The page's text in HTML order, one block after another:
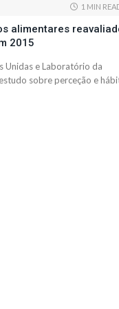
1 MIN
alimentares
2015
Unidas e Laboratório da
sobre perceção e